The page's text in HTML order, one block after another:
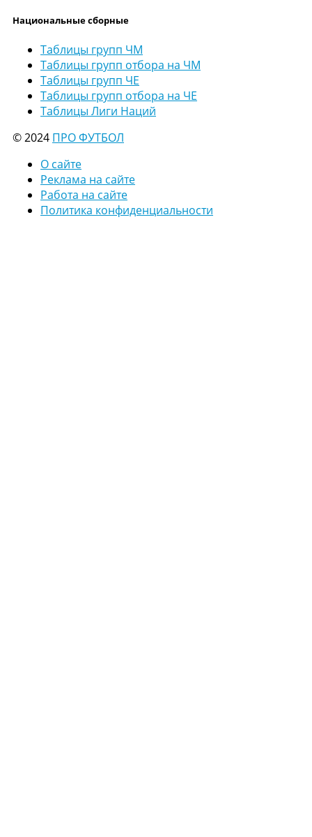
Национальные сборные
Таблицы групп ЧМ
Таблицы групп отбора на ЧМ
Таблицы групп ЧЕ
Таблицы групп отбора на ЧЕ
Таблицы Лиги Наций
© 2024 ПРО ФУТБОЛ
О сайте
Реклама на сайте
Работа на сайте
Политика конфиденциальности